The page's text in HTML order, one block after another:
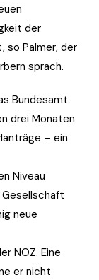
der
so Palmer, der
sprach.
Bundesamt
drei Monaten
– ein
Niveau
neue
NOZ. Eine
er nicht